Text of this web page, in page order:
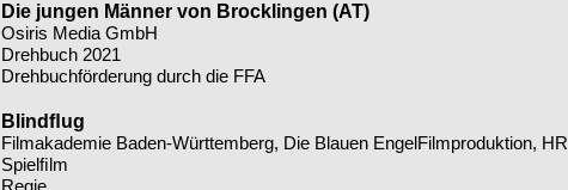
Die jungen Männer von Brocklingen (AT)
Osiris Media GmbH
Drehbuch 2021
Drehbuchförderung durch die FFA
Blindﬂug
Filmakademie Baden-Württemberg, Die Blauen EngelFilmproduktion, HR
Spielﬁlm